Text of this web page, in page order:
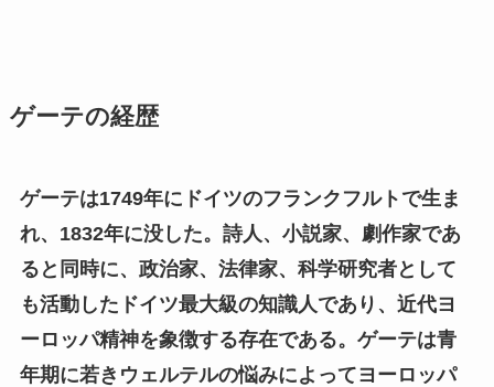
ゲーテの経歴
ゲーテは1749年にドイツのフランクフルトで生ま
れ、1832年に没した。詩人、小説家、劇作家であ
ると同時に、政治家、法律家、科学研究者として
も活動したドイツ最大級の知識人であり、近代ヨ
ーロッパ精神を象徴する存在である。ゲーテは青
年期に若きウェルテルの悩みによってヨーロッパ